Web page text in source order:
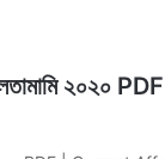
সালতামামি